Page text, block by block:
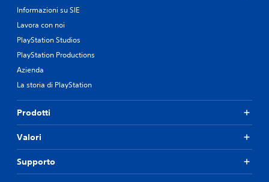
Informazioni su SIE
Lavora con noi
PlayStation Studios
PlayStation Productions
Azienda
La storia di PlayStation
Prodotti
Valori
Supporto